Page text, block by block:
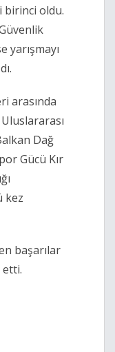
birinci oldu.
yarışmayı
arasında
Dağ
Gücü Kır
kez
başarılar
etti.